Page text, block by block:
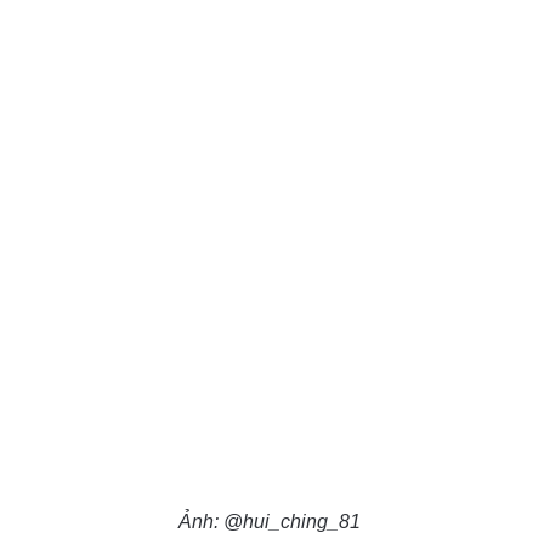
Ảnh: @hui_ching_81